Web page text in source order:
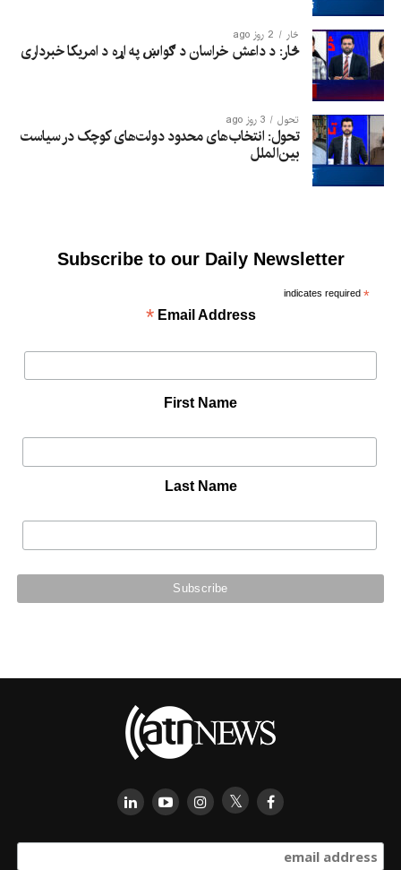
څار 2 روز ago
څار: د داعش خراسان د ګواښ په اړه د امریکا خبرداری
تحول 3 روز ago
تحول: انتخاب‌های محدود دولت‌های کوچک در سیاست
بین‌الملل
Subscribe to our Daily Newsletter
*
indicates required
Email Address
*
First Name
Last Name